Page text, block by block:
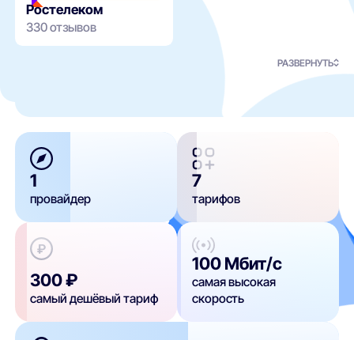
Ростелеком
330 отзывов
РАЗВЕРНУТЬ
1
провайдер
7
тарифов
300 ₽
самый дешёвый тариф
100 Мбит/с
самая высокая
скорость